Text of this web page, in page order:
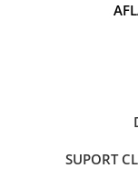
SUPORT